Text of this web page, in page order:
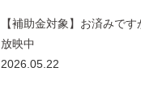
【補助金対象】お済みで
放映中
2026.05.22